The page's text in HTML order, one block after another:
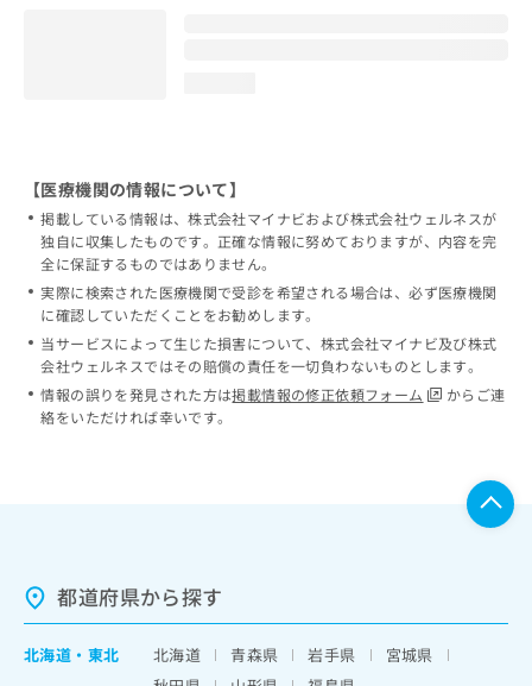
【医療機関の情報について】
掲載している情報は、株式会社マイナビおよび株式会社ウェルネスが
独自に収集したものです。正確な情報に努めておりますが、内容を完
全に保証するものではありません。
実際に検索された医療機関で受診を希望される場合は、必ず医療機関
に確認していただくことをお勧めします。
当サービスによって生じた損害について、株式会社マイナビ及び株式
会社ウェルネスではその賠償の責任を一切負わないものとします。
情報の誤りを発見された方は掲載情報の修正依頼フォーム
からご連
絡をいただければ幸いです。
都道府県から探す
北海道 ・ 東北 北海道 青森県 岩手県
宮城県